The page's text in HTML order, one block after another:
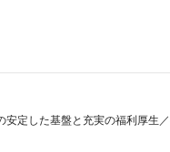
安定した基盤と充実の福利厚生